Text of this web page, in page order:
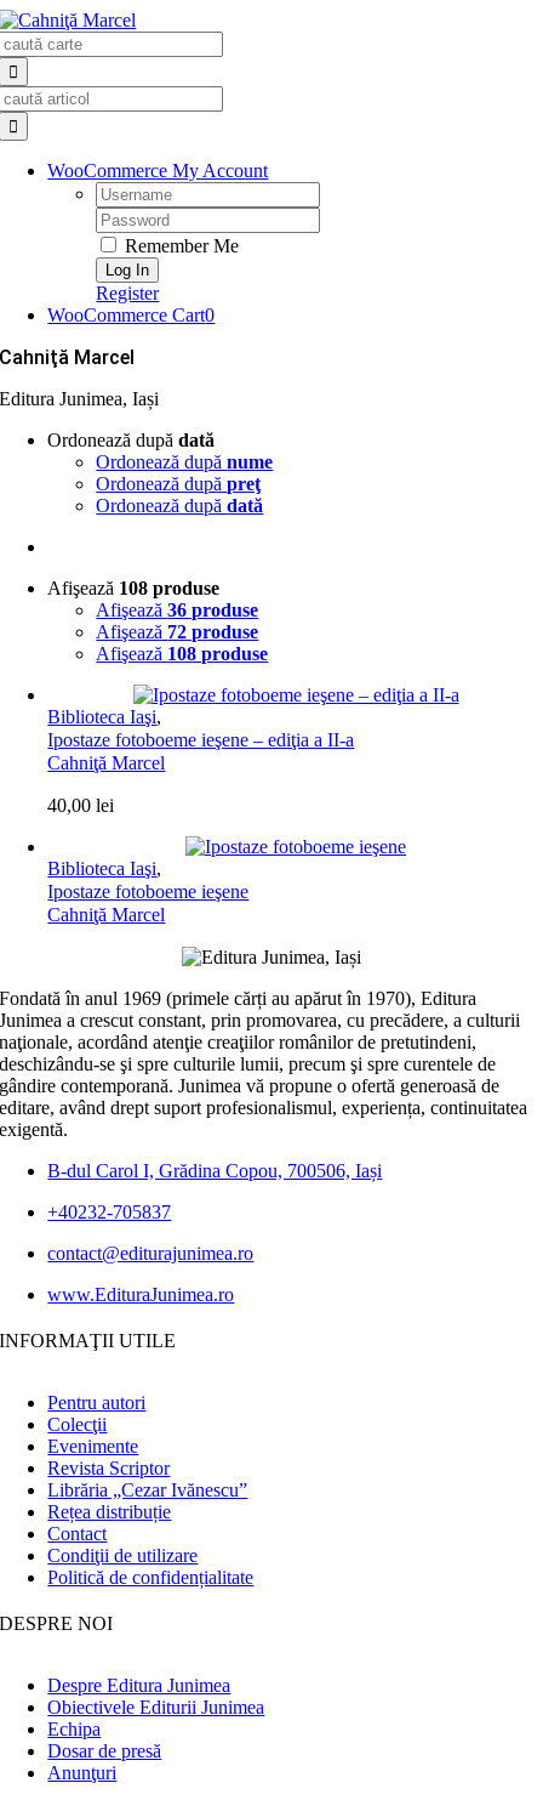
Skip
to
content
WooCommerce My Account
Username:
Password:
Remember Me
Register
WooCommerce Cart0
Cahniţă Marcel
Editura Junimea, Iași
Ordonează dupădată
Ordonează dupănume
Ordonează dupăpreţ
Ordonează dupădată
Afişează 108 produse
Afişează36 produse
Afişează 72 produse
Afişează 108 produse
Biblioteca Iaşi,
Ipostaze fotoboeme ieşene – ediţia a II-a
Cahniţă Marcel
40,00lei
Biblioteca Iaşi,
Ipostaze fotoboeme ieşene
Cahniţă Marcel
Fondată în anul 1969 (primele cărți au apărut în 1970), Editura
Junimea a crescut constant, prin promovarea, cu precădere, a culturii
naţionale, acordând atenţie creaţiilor românilor de pretutindeni,
deschizându-se şi spre culturile lumii, precum şi spre curentele de
gândire contemporană. Junimea vă propune o ofertă generoasă de
editare, având drept suport profesionalismul, experiența, continuitatea
exigentă.
B-dul Carol I, Grădina Copou, 700506, Iași
+40232-705837
contact@editurajunimea.ro
www.EdituraJunimea.ro
INFORMAŢII UTILE
Pentru autori
Colecţii
Evenimente
Revista Scriptor
Librăria „Cezar Ivănescu”
Rețea distribuție
Contact
Condiţii de utilizare
Politică de confidențialitate
DESPRE NOI
Despre Editura Junimea
Obiectivele Editurii Junimea
Echipa
Dosar de presă
Anunţuri